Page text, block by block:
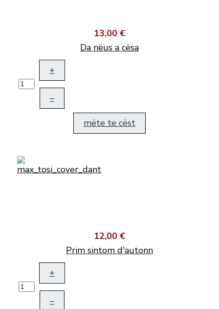
13,00 €
Da nëus a cësa
+
–
mëte te cëst
12,00 €
Prim sintom d'autonn
+
–